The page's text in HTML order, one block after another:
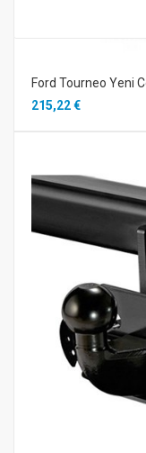
Ford Tourneo Yeni
215,22 €